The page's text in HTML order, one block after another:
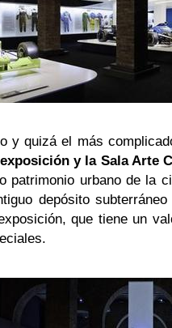
y quizá el más
y la Sala Arte
patrimonio urbano de la
depósito
que tiene un